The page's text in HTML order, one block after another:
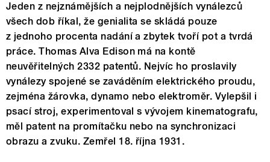
Jeden z nejznámějších a nejplodnějších vynálezců
všech dob říkal, že genialita se skládá pouze
z jednoho procenta nadání a zbytek tvoří pot a tvrdá
práce. Thomas Alva Edison má na kontě
neuvěřitelných 2332 patentů. Nejvíc ho proslavily
vynálezy spojené se zaváděním elektrického proudu,
zejména žárovka, dynamo nebo elektroměr. Vylepšil i
psací stroj, experimentoval s vývojem kinematografu,
měl patent na promítačku nebo na synchronizaci
obrazu a zvuku. Zemřel 18. října 1931.